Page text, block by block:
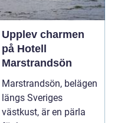
Upplev charmen
på Hotell
Marstrandsön
Marstrandsön, belägen
längs Sveriges
västkust, är en pärla